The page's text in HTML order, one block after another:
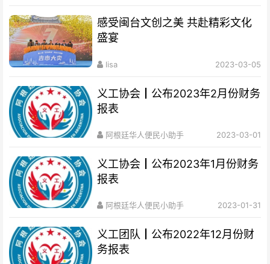
感受闽台文创之美 共赴精彩文化
盛宴
lisa 2023-03-05
义工协会┃公布2023年2月份财务
报表
阿根廷华人便民小助手 2023-03-01
义工协会┃公布2023年1月份财务
报表
阿根廷华人便民小助手 2023-01-31
义工团队┃公布2022年12月份财
务报表